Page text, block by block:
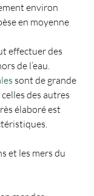
environ
en moyenne
effectuer des
de l’eau.
sont de grande
des autres
élaboré est